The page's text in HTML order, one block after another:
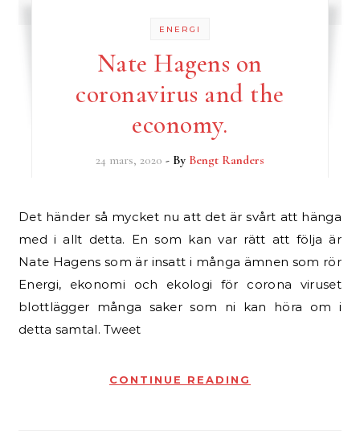
ENERGI
Nate Hagens on
coronavirus and the
economy.
24 mars, 2020 - By Bengt Randers
Det händer så mycket nu att det är svårt att hänga
med i allt detta. En som kan var rätt att följa är
Nate Hagens som är insatt i många ämnen som rör
Energi, ekonomi och ekologi för corona viruset
blottlägger många saker som ni kan höra om i
detta samtal. Tweet
CONTINUE READING